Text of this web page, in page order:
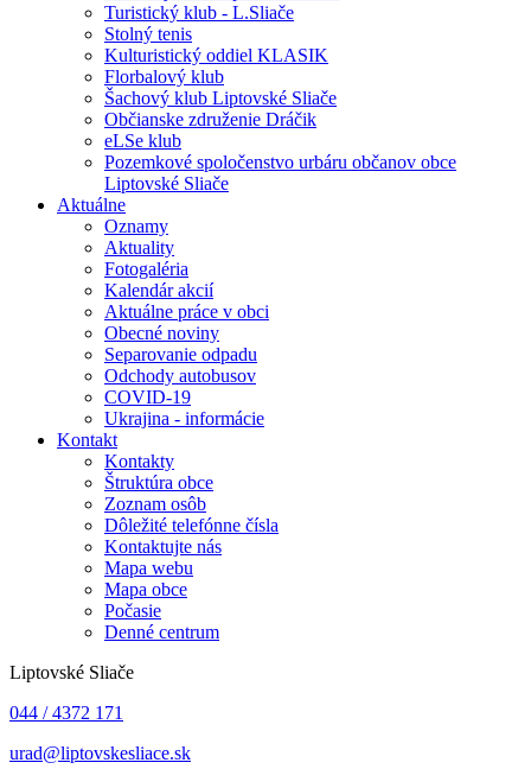
Turistický klub - L.Sliače
Stolný tenis
Kulturistický oddiel KLASIK
Florbalový klub
Šachový klub Liptovské Sliače
Občianske združenie Dráčik
eLSe klub
Pozemkové spoločenstvo urbáru občanov obce
Liptovské Sliače
Aktuálne
Oznamy
Aktuality
Fotogaléria
Kalendár akcií
Aktuálne práce v obci
Obecné noviny
Separovanie odpadu
Odchody autobusov
COVID-19
Ukrajina - informácie
Kontakt
Kontakty
Štruktúra obce
Zoznam osôb
Dôležité telefónne čísla
Kontaktujte nás
Mapa webu
Mapa obce
Počasie
Denné centrum
Liptovské Sliače
044 / 4372 171
urad@liptovskesliace.sk